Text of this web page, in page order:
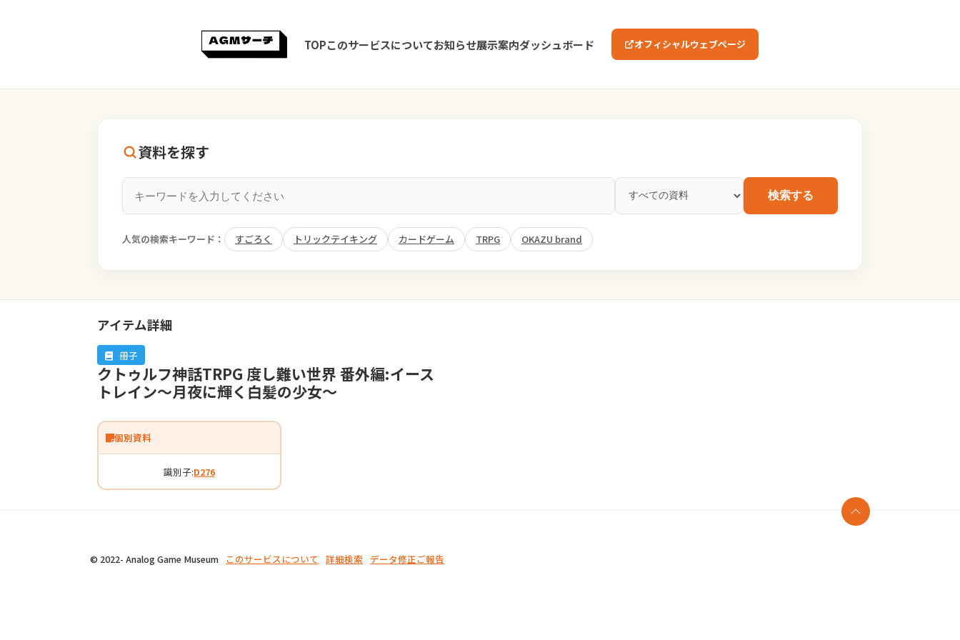
TOPこのサービスについてお知らせ展示案内ダッシュボード オフィシャルウェブページ
資料を探す
検索する
人気の検索キーワード： すごろく トリックテイキング カードゲーム TRPG OKAZU brand
アイテム詳細
冊子
クトゥルフ神話TRPG 度し難い世界 番外編:イース
トレイン～月夜に輝く白髪の少女～
個別資料
識別子:D276
© 2022- Analog Game Museum このサービスについて 詳細検索 データ修正ご報告